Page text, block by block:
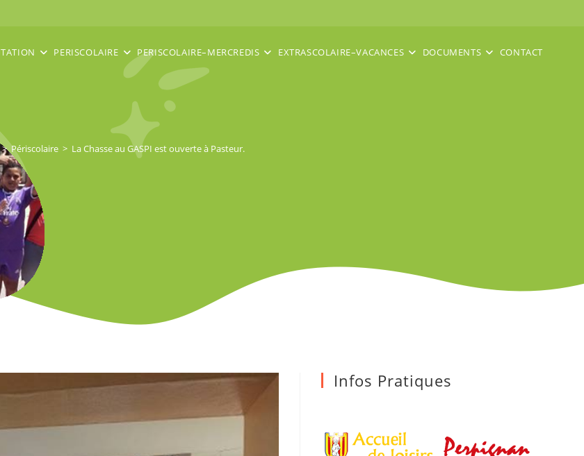
PERISCOLAIRE PERISCOLAIRE–MERCREDIS EXTRASCOLAIRE–VACANCES DOCUMENTS CONTACT
> Périscolaire > La Chasse au GASPI est ouverte à Pasteur.
Infos Pratiques